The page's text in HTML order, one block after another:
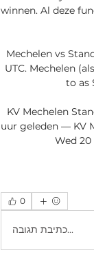
winnen. Al deze
Mechelen vs
UTC. Mechelen
to as
KV Mechelen
uur geleden — KV
Wed 20
0
כתיבת תגובה...